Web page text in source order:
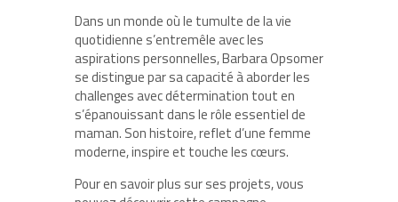
Dans un monde où le tumulte de la vie
quotidienne s’entremêle avec les
aspirations personnelles, Barbara Opsomer
se distingue par sa capacité à aborder les
challenges avec détermination tout en
s’épanouissant dans le rôle essentiel de
maman. Son histoire, reflet d’une femme
moderne, inspire et touche les cœurs.
Pour en savoir plus sur ses projets, vous